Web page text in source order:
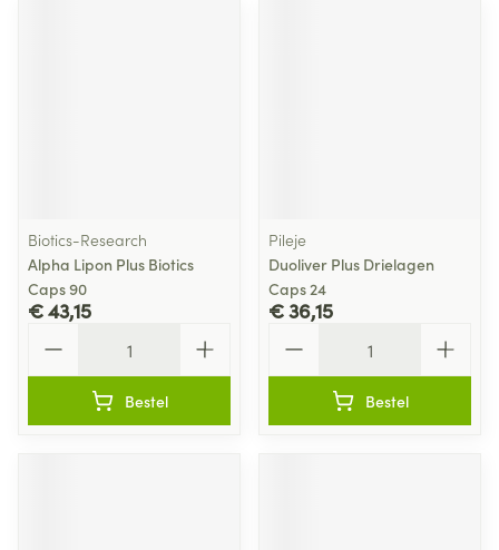
Biotics-Research
Alpha Lipon Plus Biotics
Caps 90
€ 43,15
Bestel
Pileje
Duoliver Plus Drielagen
Caps 24
€ 36,15
Bestel